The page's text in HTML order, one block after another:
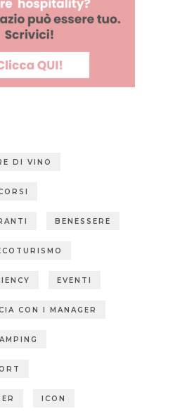
DI VINO
BENESSERE
EVENTI
CON I MANAGER
ICON